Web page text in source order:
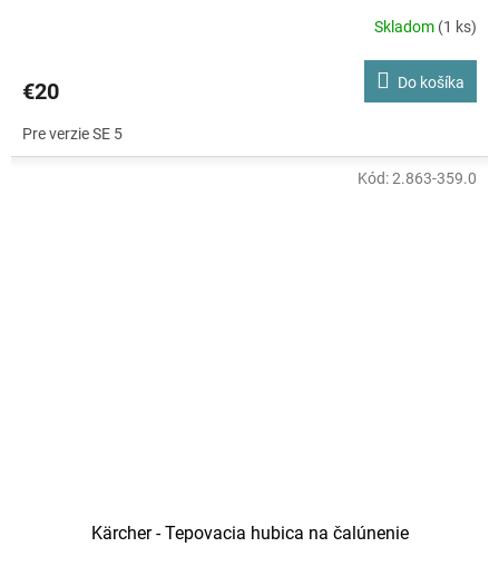
Skladom (1 ks)
€20 Do košíka
Pre verzie SE 5
Kärcher - Tepovacia hubica na čalúnenie
Kód:2.863-359.0